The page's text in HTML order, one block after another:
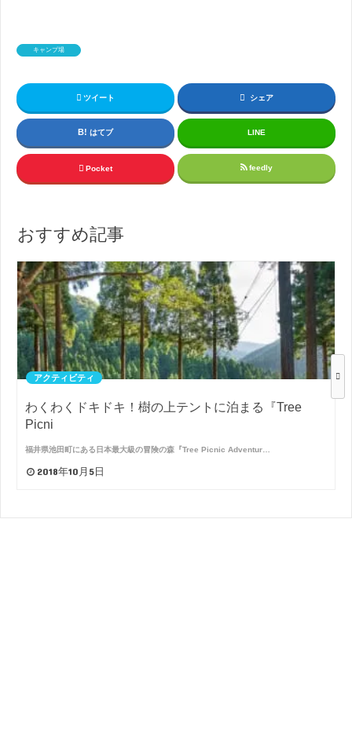
キャンプ場
ツイート シェア
はてブ LINE
Pocket feedly
おすすめ記事
アクティビティ
わくわくドキドキ！樹の上テントに泊まる『Tree
Picni
福井県池田町にある日本最大級の冒険の森『Tree Picnic Adventur…
2018年10月5日